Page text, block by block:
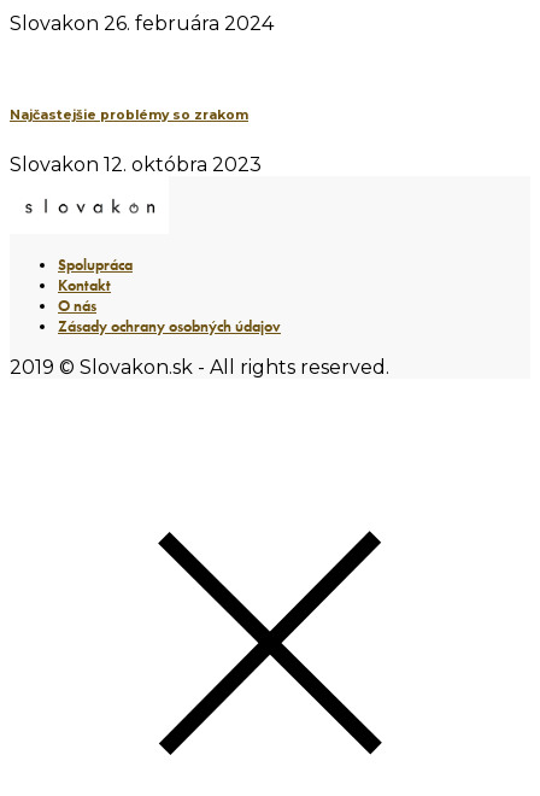
Slovakon 26. februára 2024
Najčastejšie problémy so zrakom
Slovakon 12. októbra 2023
Spolupráca
Kontakt
O nás
Zásady ochrany osobných údajov
2019 © Slovakon.sk - All rights reserved.